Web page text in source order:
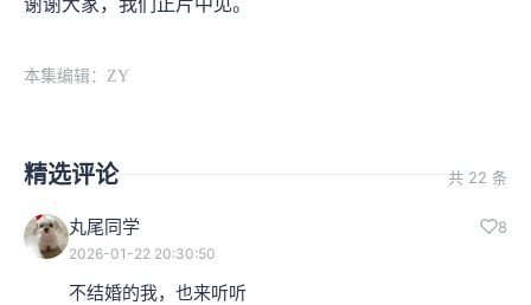
本集编辑：ZY
精选评论 共 22 条
丸尾同学 8
2026-01-22 20:30:50
不结婚的我，也来听听